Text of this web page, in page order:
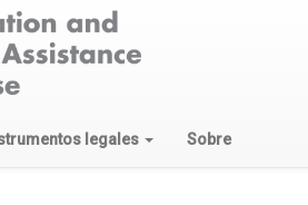
legales Sobre